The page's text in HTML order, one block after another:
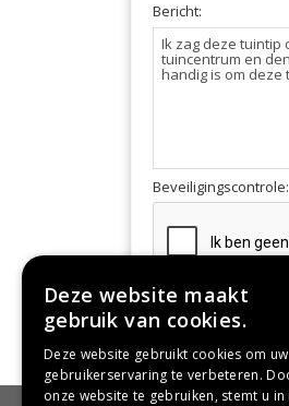
Bericht:
Beveiligingscontrole:
Deze website maakt
gebruik van cookies.
Deze website gebruikt cookies om uw
gebruikerservaring te verbeteren.
onze website te gebruiken, stemt u in